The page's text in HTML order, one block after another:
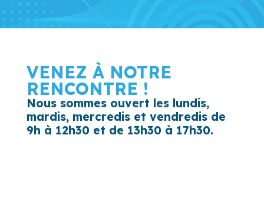
VENEZ À NOTRE
RENCONTRE !
Nous sommes ouvert les lundis,
mardis, mercredis et vendredis de
9h à 12h30 et de 13h30 à 17h30.